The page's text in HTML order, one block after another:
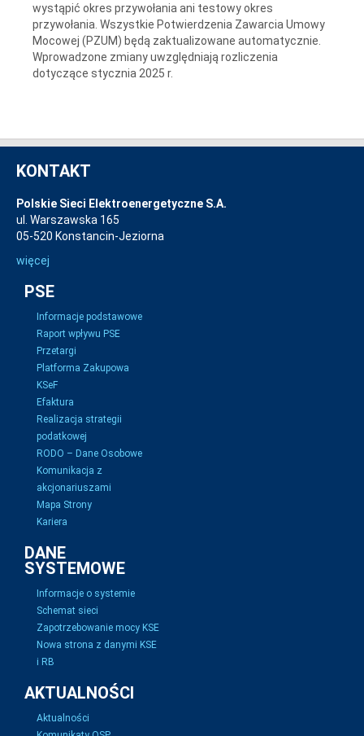
wystąpić okres przywołania ani testowy okres
przywołania. Wszystkie Potwierdzenia Zawarcia Umowy
Mocowej (PZUM) będą zaktualizowane automatycznie.
Wprowadzone zmiany uwzględniają rozliczenia
dotyczące stycznia 2025 r.
KONTAKT
Polskie Sieci Elektroenergetyczne S.A.
ul. Warszawska 165
05-520 Konstancin-Jeziorna
więcej
PSE
Informacje podstawowe
Raport wpływu PSE
Przetargi
Platforma Zakupowa
KSeF
Efaktura
Realizacja strategii
podatkowej
RODO – Dane Osobowe
Komunikacja z
akcjonariuszami
Mapa Strony
Kariera
DANE
SYSTEMOWE
Informacje o systemie
Schemat sieci
Zapotrzebowanie mocy KSE
Nowa strona z danymi KSE
i RB
AKTUALNOŚCI
Aktualności